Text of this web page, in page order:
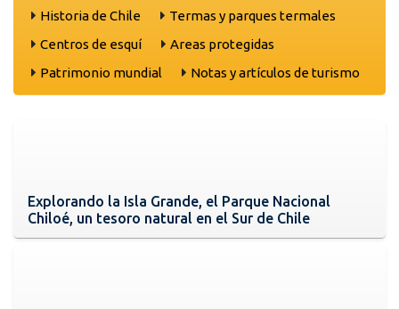
Historia de Chile
Termas y parques termales
Centros de esquí
Areas protegidas
Patrimonio mundial
Notas y artículos de turismo
Explorando la Isla Grande, el Parque Nacional
Chiloé, un tesoro natural en el Sur de Chile